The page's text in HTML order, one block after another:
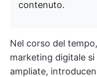
contenuto.
Nel corso del
marketing digitale
ampliate,